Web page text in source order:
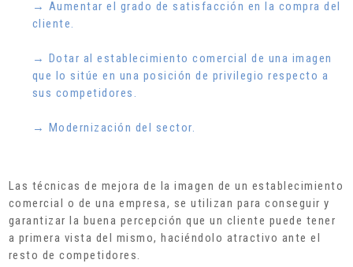
→ Aumentar el grado de satisfacción en la compra del
cliente.
→ Dotar al establecimiento comercial de una imagen
que lo sitúe en una posición de privilegio respecto a
sus competidores.
→ Modernización del sector.
Las técnicas de mejora de la imagen de un establecimiento
comercial o de una empresa, se utilizan para conseguir y
garantizar la buena percepción que un cliente puede tener
a primera vista del mismo, haciéndolo atractivo ante el
resto de competidores.